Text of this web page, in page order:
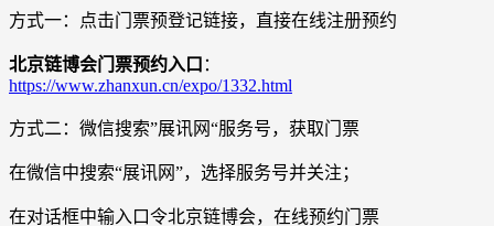
方式一：点击门票预登记链接，直接在线注册预约
北京链博会门票预约入口 ：
https://www.zhanxun.cn/expo/1332.html
方式二：微信搜索”展讯网“服务号，获取门票
在微信中搜索“展讯网”，选择服务号并关注；
在对话框中输入口令北京链博会，在线预约门票